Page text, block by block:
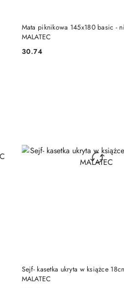
Mata piknikowa 145x180 basic -
MALATEC
Cena:
30.74
PRODUKT
Sejf- kasetka ukryta w książce
MALATEC
PRODUKT